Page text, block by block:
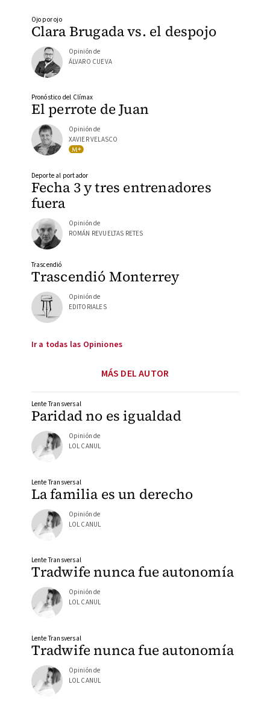
Clara Brugada vs. el despojo
Ojo por ojo
Opinión de
ÁLVARO CUEVA
El perrote de Juan
Pronóstico del Clímax
Opinión de
XAVIER VELASCO
Fecha 3 y tres entrenadores
fuera
Deporte al portador
Opinión de
ROMÁN REVUELTAS RETES
Trascendió Monterrey
Trascendió
Opinión de
EDITORIALES
Ir a todas las Opiniones
MÁS DEL AUTOR
Paridad no es igualdad
Lente Transversal
Opinión de
LOL CANUL
La familia es un derecho
Lente Transversal
Opinión de
LOL CANUL
Tradwife nunca fue autonomía
Lente Transversal
Opinión de
LOL CANUL
Tradwife nunca fue autonomía
Lente Transversal
Opinión de
LOL CANUL